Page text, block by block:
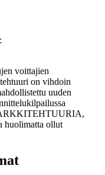
voittajien
on vihdoin
uuden
huolimatta ollut